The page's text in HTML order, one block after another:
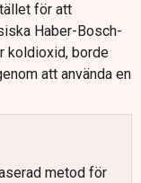
för att
Haber-Bosch-
koldioxid, borde
att använda en
metod för